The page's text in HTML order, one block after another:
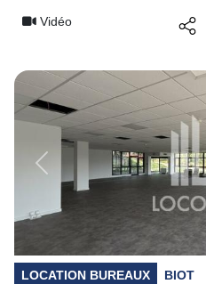
Vidéo
Previous
LOCATION BUREAUX
BIOT